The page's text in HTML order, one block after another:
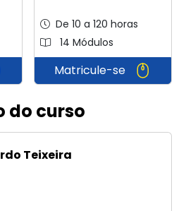
De 10 a 120 horas
14 Módulos
Matricule-se
do curso
Teixeira